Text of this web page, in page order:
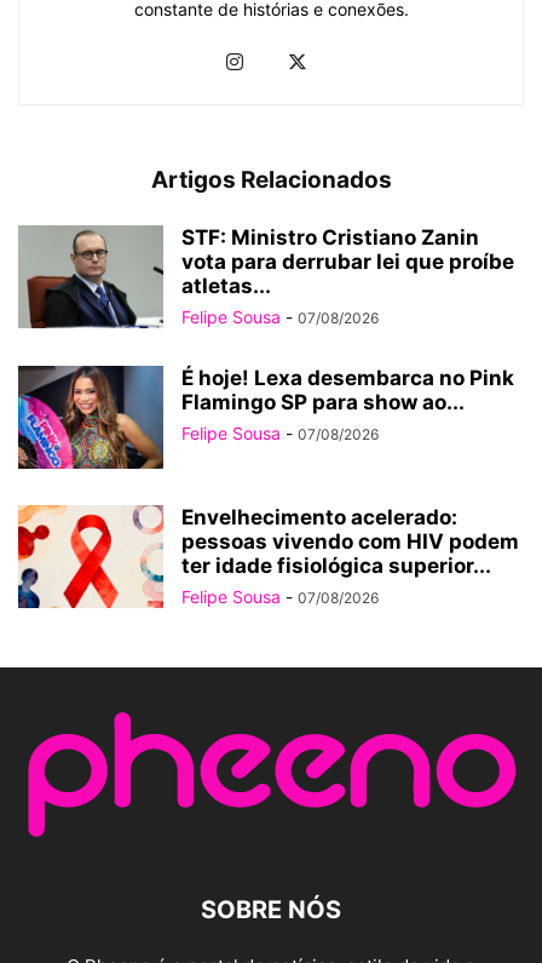
constante de histórias e conexões.
Artigos Relacionados
STF: Ministro Cristiano Zanin
vota para derrubar lei que proíbe
atletas...
Felipe Sousa - 07/08/2026
É hoje! Lexa desembarca no Pink
Flamingo SP para show ao...
Felipe Sousa - 07/08/2026
Envelhecimento acelerado:
pessoas vivendo com HIV podem
ter idade fisiológica superior...
Felipe Sousa - 07/08/2026
SOBRE NÓS